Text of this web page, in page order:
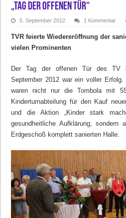
„Tag der offenen Tür“
5. September 2012 1 Kommentar
TVR feierte Wiedereröffnung der
vielen Prominenten
Der Tag der offenen Tür des TV
September 2012 war ein voller
waren nicht nur die Tombola mit
Kinderturnabteilung für den Kauf
und die Aktion „Kinder stark
gesundheitliche Aufklärung, sondern
Erdgeschoß komplett sanierten Halle.